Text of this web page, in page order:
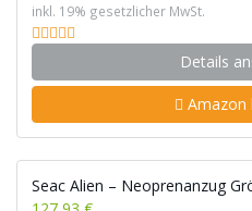
inkl. 19% gesetzlicher MwSt.
Details
Amazon
Seac Alien – Neoprenanzug